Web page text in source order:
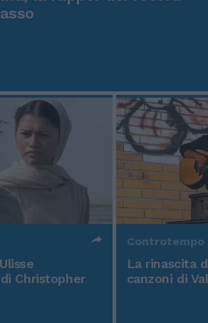
Christopher
Controtempo
La rinascita
canzoni di